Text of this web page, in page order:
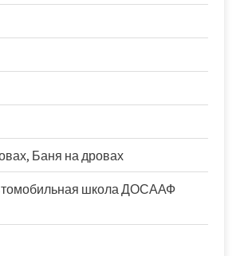
Баня на дровах
школа ДОСААФ